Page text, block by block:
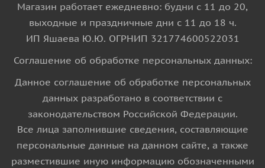
Магазин работает ежедневно: будни с 11 до 20,
выходные и праздничные дни с 11 до 18 ч.
ИП Яшаева Ю.Ю. ОГРНИП 321774600522031
Соглашение об обработке персональных данных:
Данное соглашение об обработке персональных
данных разработано в соответствии с
законодательством Российской Федерации.
Все лица заполнившие сведения, составляющие
персональные данные на данном сайте, а также
разместившие иную информацию обозначенными